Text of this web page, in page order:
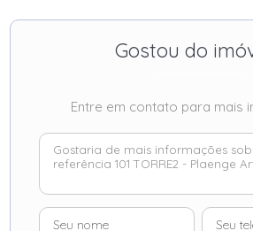
Gostou do
Entre em contato para mais